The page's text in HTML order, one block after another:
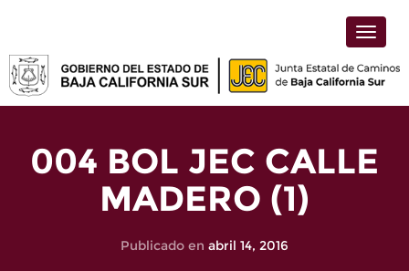
Toggle
004 BOL JEC CALLE
MADERO (1)
Publicado en abril 14, 2016